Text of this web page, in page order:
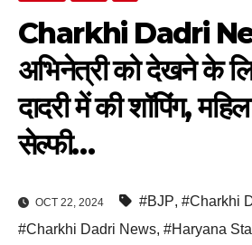
Charkhi Dadri
अभिनेत्री को देखने के
दादरी में की शॉपिंग,
सेल्फी…
OCT 22, 2024 #BJP, #Charkhi
#Charkhi Dadri News, #Haryana